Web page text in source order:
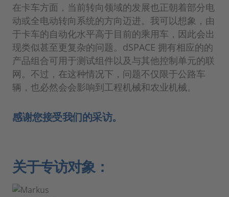
在卡车方面，当前转向领域的发展也正朝着部分电
动或全电动转向系统的方向迈进。我可以想象，由
于卡车的自动化水平高于目前的乘用车，因此会出
现类似甚至更复杂的问题。dSPACE 拥有相应的的
产品组合可用于测试组件以及与其他控制单元的联
网。不过，在这种情况下，问题不仅限于公路车
辆，也必然会会影响到工程机械和农业机械。
感谢您接受我们的采访。
关于专访对象：